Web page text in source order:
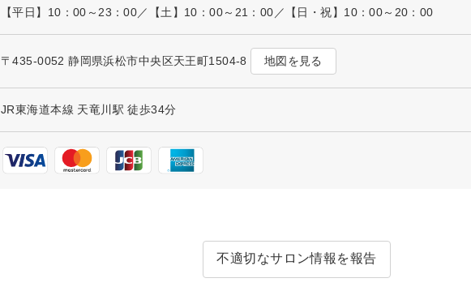
【平日】10：00～23：00／【土】10：00～21：00／【日・祝】10：00～20：00
〒435-0052 静岡県浜松市中央区天王町1504‐8 地図を見る
JR東海道本線 天竜川駅 徒歩34分
不適切なサロン情報を報告